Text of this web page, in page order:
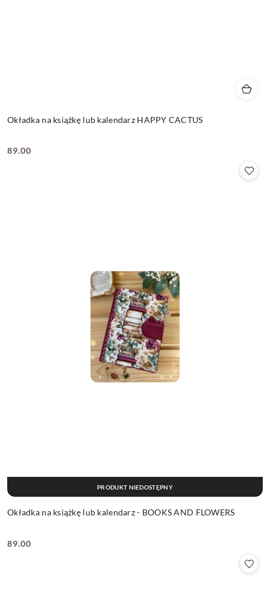
Okładka na książkę lub kalendarz HAPPY CACTUS
Cena:
89.00
Okładka na książkę lub kalendarz - BOOKS AND FLOWERS
Cena:
89.00
PRODUKT NIEDOSTĘPNY